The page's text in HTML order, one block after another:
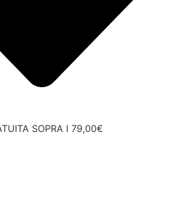
SOPRA I 79,00€